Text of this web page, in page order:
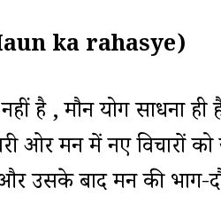
ka rahasye)
है , मौन योग साधना ही
ओर मन में नए विचारों
उसके बाद मन की भाग-